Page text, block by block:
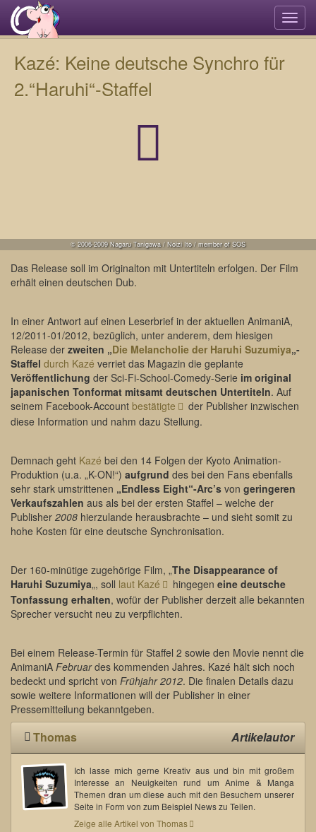
Kazé: Keine deutsche Synchro für
2.“Haruhi“-Staffel
© 2006-2009 Nagaru Tanigawa / Noizi Ito / member of SOS
Das Release soll im Originalton mit Untertiteln erfolgen. Der Film
erhält einen deutschen Dub.
In einer Antwort auf einen Leserbrief in der aktuellen AnimaniA,
12/2011-01/2012, bezüglich, unter anderem, dem hiesigen
Release der zweiten „Die Melancholie der Haruhi Suzumiya„-
Staffel durch Kazé verriet das Magazin die geplante
Veröffentlichung der Sci-Fi-School-Comedy-Serie im original
japanischen Tonformat mitsamt deutschen Untertiteln. Auf
seinem Facebook-Account bestätigte
der Publisher inzwischen
diese Information und nahm dazu Stellung.
Demnach geht Kazé bei den 14 Folgen der Kyoto Animation-
Produktion (u.a. „K-ON!“) aufgrund des bei den Fans ebenfalls
sehr stark umstrittenen „Endless Eight“-Arc’s von geringeren
Verkaufszahlen aus als bei der ersten Staffel – welche der
Publisher 2008 hierzulande herausbrachte – und sieht somit zu
hohe Kosten für eine deutsche Synchronisation.
Der 160-minütige zugehörige Film, „The Disappearance of
Haruhi Suzumiya„, soll laut Kazé hingegen eine deutsche
Tonfassung erhalten, wofür der Publisher derzeit alle bekannten
Sprecher versucht neu zu verpflichten.
Bei einem Release-Termin für Staffel 2 sowie den Movie nennt die
AnimaniA Februardes kommenden Jahres. Kazé hält sich noch
bedeckt und spricht von Frühjahr 2012. Die finalen Details dazu
sowie weitere Informationen will der Publisher in einer
Pressemitteilung bekanntgeben.
Thomas Artikelautor
Ich lasse mich gerne Kreativ aus und bin mit großem
Interesse an Neuigkeiten rund um Anime & Manga
Themen dran um diese auch mit den Besuchern unserer
Seite in Form von zum Beispiel News zu Teilen.
Zeige alle Artikel von Thomas